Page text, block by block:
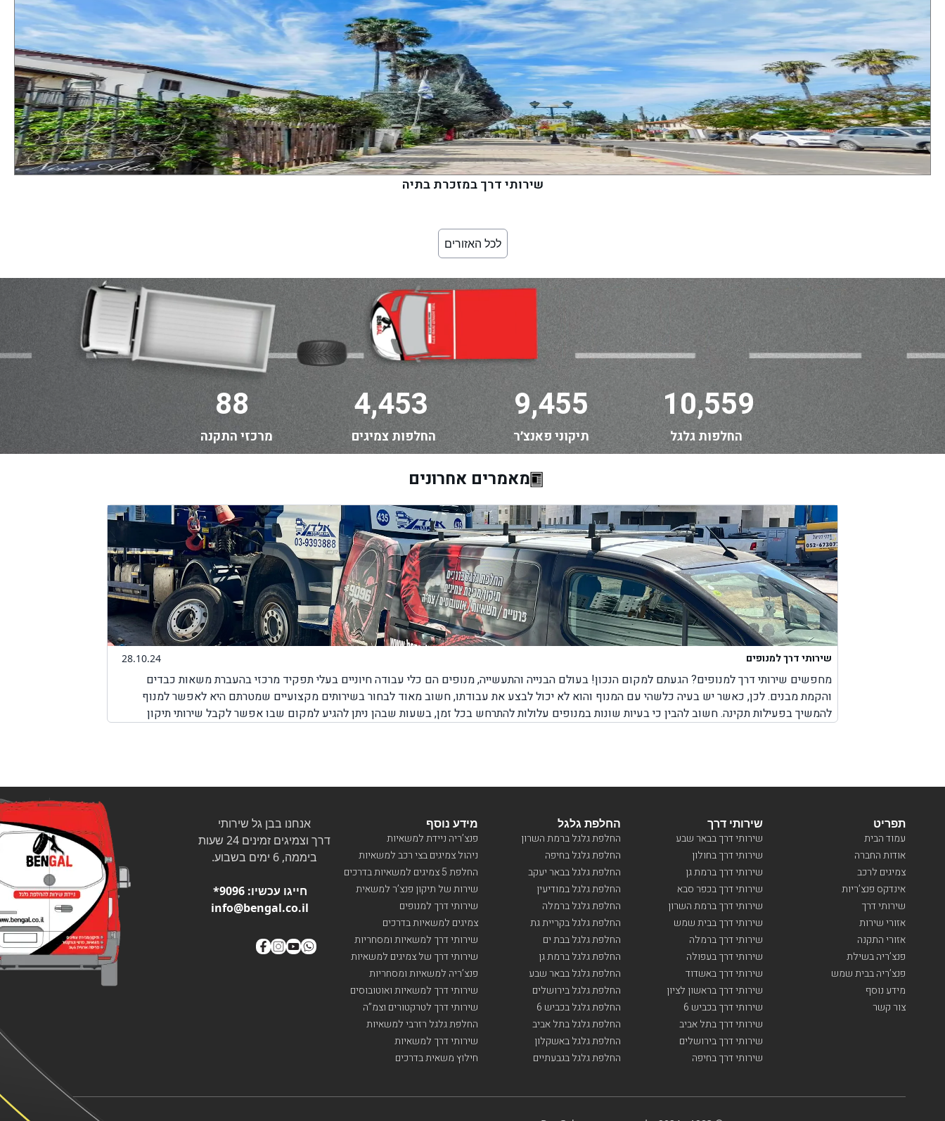
שירותי דרך במזכרת בתיה
לכל האזורים
88
מרכזי התקנה
4,453
החלפות צמיגים
9,455
תיקוני פאנצ׳ר
10,559
החלפות גלגל
מאמרים אחרונים
28.10.24 שירותי דרך למנופים
מחפשים שירותי דרך למנופים? הגעתם למקום הנכון! בעולם הבנייה והתעשייה, מנופים הם כלי עבודה חיוניים בעלי תפקיד מרכזי בהעברת משאות כבדים
והקמת מבנים. לכן, כאשר יש בעיה כלשהי עם המנוף והוא לא יכול לבצע את עבודתו, חשוב מאוד לבחור בשירותים מקצועיים שמטרתם היא לאפשר למנוף
להמשיך בפעילות תקינה. חשוב להבין כי בעיות שונות במנופים עלולות להתרחש בכל זמן, בשעות שבהן ניתן להגיע למקום שבו אפשר לקבל שירותי תיקון
אנחנו בבן גל שירותי
דרך וצמיגים זמינים 24 שעות
ביממה, 6 ימים בשבוע.
חייגו עכשיו:9096*
info@bengal.co.il
מידע נוסף
פנצ’ריה ניידת למשאיות
ניהול צמיגים בצי רכב למשאיות
החלפת 5 צמיגים למשאיות בדרכים
שירות של תיקון פנצ’ר למשאית
שירותי דרך למנופים
צמיגים למשאיות בדרכים
שירותי דרך למשאיות ומסחריות
שירותי דרך של צמיגים למשאיות
פנצ’ריה למשאיות ומסחריות
שירותי דרך למשאיות ואוטובוסים
שירותי דרך לטרקטורים וצמ”ה
החלפת גלגל רזרבי למשאיות
שירותי דרך למשאיות
חילוץ משאית בדרכים
החלפת גלגל
החלפת גלגל ברמת השרון
החלפת גלגל בחיפה
החלפת גלגל בבאר יעקב
החלפת גלגל במודיעין
החלפת גלגל ברמלה
החלפת גלגל בקריית גת
החלפת גלגל בבת ים
החלפת גלגל ברמת גן
החלפת גלגל בבאר שבע
החלפת גלגל בירושלים
החלפת גלגל בכביש 6
החלפת גלגל בתל אביב
החלפת גלגל באשקלון
החלפת גלגל בגבעתיים
שירותי דרך
שירותי דרך בבאר שבע
שירותי דרך בחולון
שירותי דרך ברמת גן
שירותי דרך בכפר סבא
שירותי דרך ברמת השרון
שירותי דרך בבית שמש
שירותי דרך ברמלה
שירותי דרך בעפולה
שירותי דרך באשדוד
שירותי דרך בראשון לציון
שירותי דרך בכביש 6
שירותי דרך בתל אביב
שירותי דרך בירושלים
שירותי דרך בחיפה
תפריט
עמוד הבית
אודות החברה
צמיגים לרכב
אינדקס פנצ’ריות
שירותי דרך
אזורי שירות
אזורי התקנה
פנצ’ריה בשילת
פנצ’ריה בבית שמש
מידע נוסף
צור קשר